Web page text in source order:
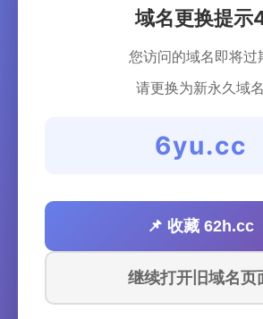
域名更换提示
您访问的域名即将过
请更换为新永久域名
6yu.cc
📌 收藏 62h.cc
继续打开旧域名页